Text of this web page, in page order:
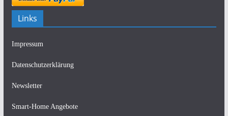
Links
Impressum
Datenschutzerklärung
Newsletter
Smart-Home Angebote